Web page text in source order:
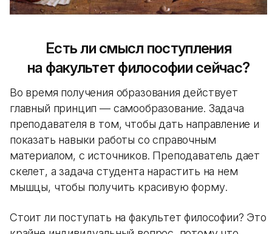
Есть ли смысл поступления
на факультет философии сейчас?
Во время получения образования действует
главный принцип — самообразование. Задача
преподавателя в том, чтобы дать направление и
показать навыки работы со справочным
материалом, с источников. Преподаватель дает
скелет, а задача студента нарастить на нем
мышцы, чтобы получить красивую форму.
Стоит ли поступать на факультет философии? Это